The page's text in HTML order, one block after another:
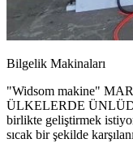
Bilgelik Makinaları
"Widsom makine"
ÜLKELERDE
birlikte geliştirmek
sıcak bir şekilde